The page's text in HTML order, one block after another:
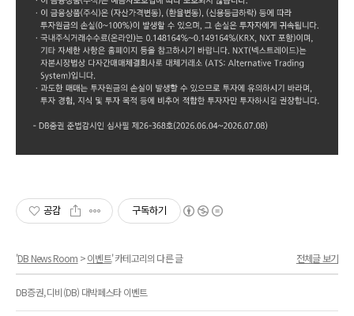
공감 구독하기
'DB News Room >이벤트' 카테고리의 다른 글
DB증권, 디비(DB) 대박페스타 이벤트
전체글 보기